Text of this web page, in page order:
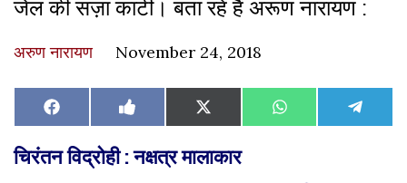
जेल की सज़ा काटी। बता रहे हैं अरूण नारायण :
अरुण नारायण November 24, 2018
Share
on
Facebook Share
on
Like
on
Share
on
X
(Twitter)
Share
on
WhatsAppShare
on
चिरंतन विद्रोही : नक्षत्र मालाकार